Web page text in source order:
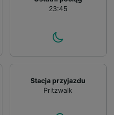
23:45
Stacja przyjazdu
Pritzwalk